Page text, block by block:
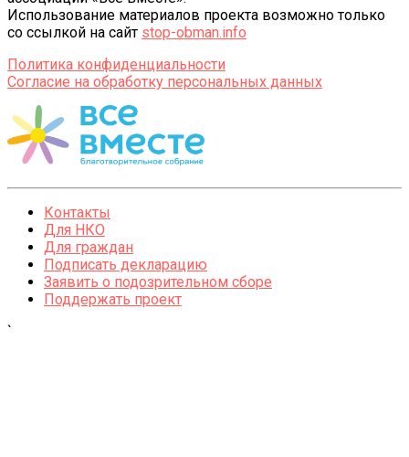
Использование материалов проекта возможно только
со ссылкой на сайт stop-obman.info
Политика конфиденциальности
Согласие на обработку персональных данных
Контакты
Для НКО
Для граждан
Подписать декларацию
Заявить о подозрительном сборе
Поддержать проект
`